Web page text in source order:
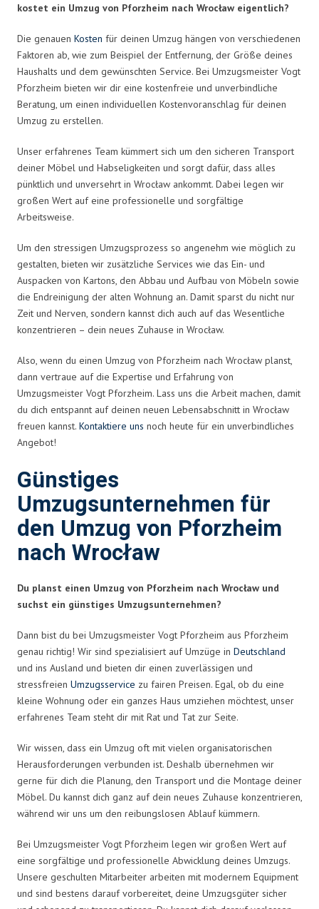
kostet ein Umzug von Pforzheim nach Wrocław eigentlich?
Die genauen Kosten für deinen Umzug hängen von verschiedenen
Faktoren ab, wie zum Beispiel der Entfernung, der Größe deines
Haushalts und dem gewünschten Service. Bei Umzugsmeister Vogt
Pforzheim bieten wir dir eine kostenfreie und unverbindliche
Beratung, um einen individuellen Kostenvoranschlag für deinen
Umzug zu erstellen.
Unser erfahrenes Team kümmert sich um den sicheren Transport
deiner Möbel und Habseligkeiten und sorgt dafür, dass alles
pünktlich und unversehrt in Wrocław ankommt. Dabei legen wir
großen Wert auf eine professionelle und sorgfältige
Arbeitsweise.
Um den stressigen Umzugsprozess so angenehm wie möglich zu
gestalten, bieten wir zusätzliche Services wie das Ein- und
Auspacken von Kartons, den Abbau und Aufbau von Möbeln sowie
die Endreinigung der alten Wohnung an. Damit sparst du nicht nur
Zeit und Nerven, sondern kannst dich auch auf das Wesentliche
konzentrieren – dein neues Zuhause in Wrocław.
Also, wenn du einen Umzug von Pforzheim nach Wrocław planst,
dann vertraue auf die Expertise und Erfahrung von
Umzugsmeister Vogt Pforzheim. Lass uns die Arbeit machen, damit
du dich entspannt auf deinen neuen Lebensabschnitt in Wrocław
freuen kannst. Kontaktiere uns noch heute für ein unverbindliches
Angebot!
Günstiges
Umzugsunternehmen für
den Umzug von Pforzheim
nach Wrocław
Du planst einen Umzug von Pforzheim nach Wrocław und
suchst ein günstiges Umzugsunternehmen?
Dann bist du bei Umzugsmeister Vogt Pforzheim aus Pforzheim
genau richtig! Wir sind spezialisiert auf Umzüge in Deutschland
und ins Ausland und bieten dir einen zuverlässigen und
stressfreien Umzugsservice zu fairen Preisen. Egal, ob du eine
kleine Wohnung oder ein ganzes Haus umziehen möchtest, unser
erfahrenes Team steht dir mit Rat und Tat zur Seite.
Wir wissen, dass ein Umzug oft mit vielen organisatorischen
Herausforderungen verbunden ist. Deshalb übernehmen wir
gerne für dich die Planung, den Transport und die Montage deiner
Möbel. Du kannst dich ganz auf dein neues Zuhause konzentrieren,
während wir uns um den reibungslosen Ablauf kümmern.
Bei Umzugsmeister Vogt Pforzheim legen wir großen Wert auf
eine sorgfältige und professionelle Abwicklung deines Umzugs.
Unsere geschulten Mitarbeiter arbeiten mit modernem Equipment
und sind bestens darauf vorbereitet, deine Umzugsgüter sicher